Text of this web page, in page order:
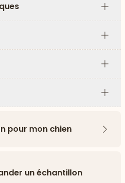
Plus
Plus
Plus
Plus
pour mon chien
un échantillon